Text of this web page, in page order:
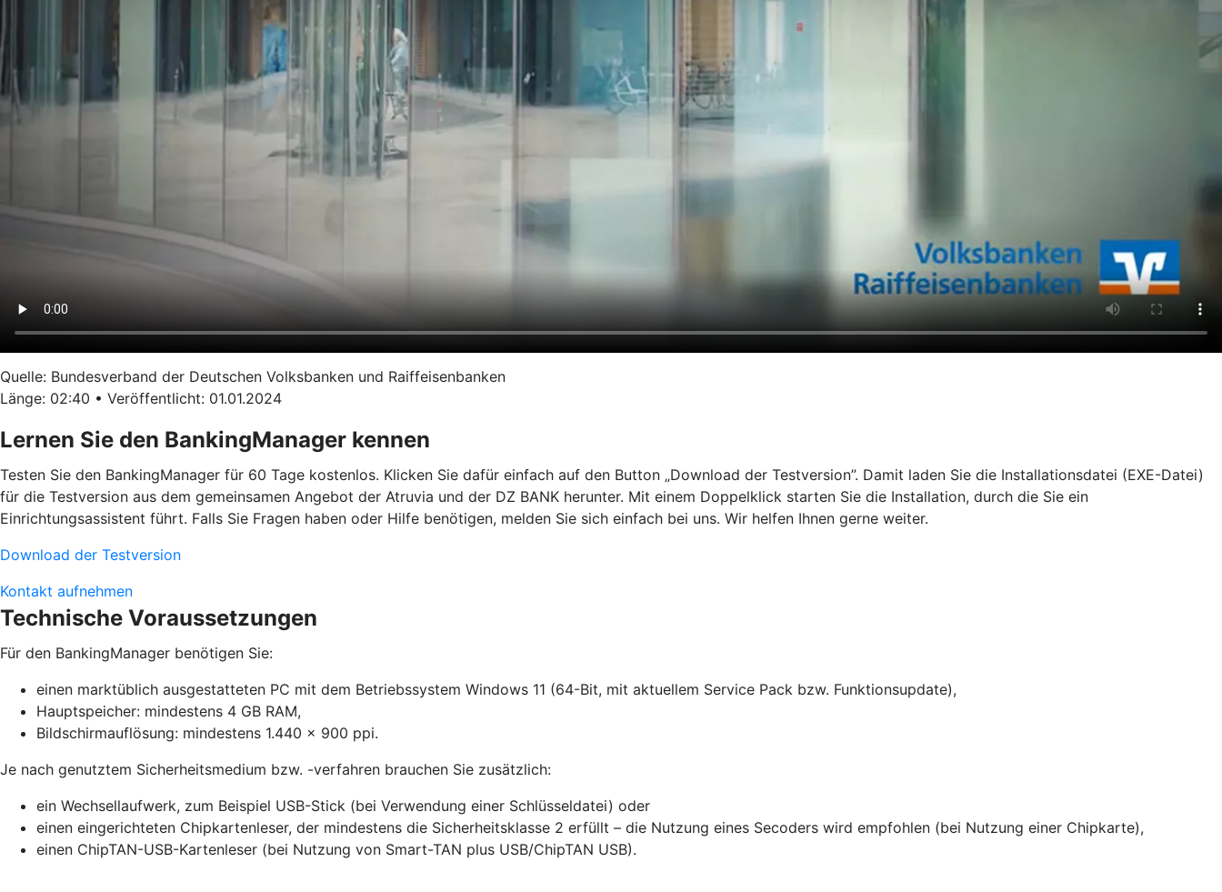
Quelle: Bundesverband der Deutschen Volksbanken und Raiffeisenbanken
Länge: 02:40 • Veröffentlicht: 01.01.2024
Lernen Sie den BankingManager kennen
Testen Sie den BankingManager für 60 Tage kostenlos. Klicken Sie dafür einfach auf den Button „Download der Testversion”. Damit laden Sie die Installationsdatei (EXE-Datei)
für die Testversion aus dem gemeinsamen Angebot der Atruvia und der DZ BANK herunter. Mit einem Doppelklick starten Sie die Installation, durch die Sie ein
Einrichtungsassistent führt. Falls Sie Fragen haben oder Hilfe benötigen, melden Sie sich einfach bei uns. Wir helfen Ihnen gerne weiter.
Download der Testversion
Kontakt aufnehmen
Technische Voraussetzungen
Für den BankingManager benötigen Sie:
einen marktüblich ausgestatteten PC mit dem Betriebssystem Windows 11 (64-Bit, mit aktuellem Service Pack bzw. Funktionsupdate),
Hauptspeicher: mindestens 4 GB RAM,
Bildschirmauflösung: mindestens 1.440 x 900 ppi.
Je nach genutztem Sicherheitsmedium bzw. -verfahren brauchen Sie zusätzlich:
ein Wechsellaufwerk, zum Beispiel USB-Stick (bei Verwendung einer Schlüsseldatei) oder
einen eingerichteten Chipkartenleser, der mindestens die Sicherheitsklasse 2 erfüllt – die Nutzung eines Secoders wird empfohlen (bei Nutzung einer Chipkarte),
einen ChipTAN-USB-Kartenleser (bei Nutzung von Smart-TAN plus USB/ChipTAN USB).